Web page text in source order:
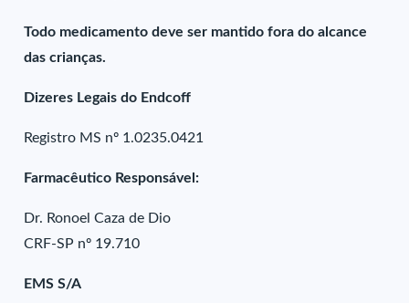
Todo medicamento deve ser mantido fora do alcance
das crianças.
Dizeres Legais do Endcoff
Registro MS nº 1.0235.0421
Farmacêutico Responsável:
Dr. Ronoel Caza de Dio
CRF-SP nº 19.710
EMS S/A